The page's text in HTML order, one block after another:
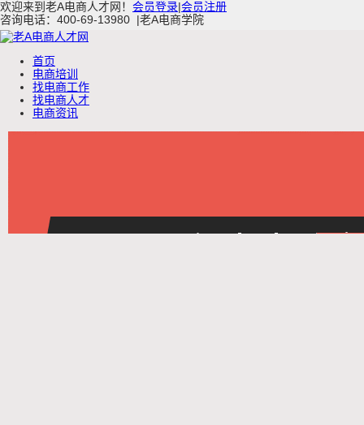
欢迎来到老A电商人才网！ 会员登录|会员注册
咨询电话：400-69-13980 |老A电商学院
首页
电商培训
找电商工作
找电商人才
电商资讯